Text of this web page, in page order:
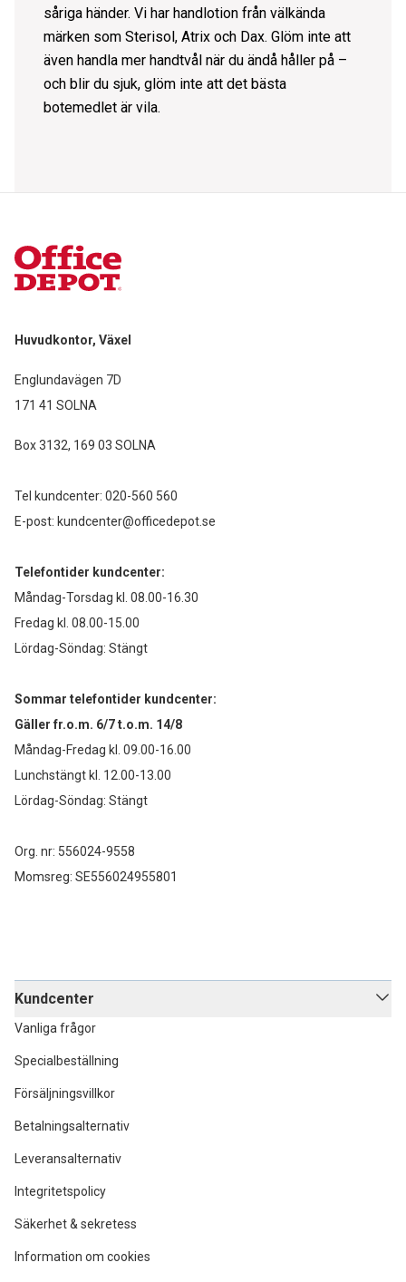
såriga händer. Vi har handlotion från välkända
märken som Sterisol, Atrix och Dax. Glöm inte att
även handla mer handtvål när du ändå håller på –
och blir du sjuk, glöm inte att det bästa
botemedlet är vila.
Huvudkontor, Växel
Englundavägen 7D
171 41 SOLNA
Box 3132, 169 03 SOLNA
Tel kundcenter: 020-560 560
E-post: kundcenter@officedepot.se
Telefontider kundcenter:
Måndag-Torsdag kl. 08.00-16.30
Fredag kl. 08.00-15.00
Lördag-Söndag: Stängt
Sommar telefontider kundcenter:
Gäller fr.o.m. 6/7 t.o.m. 14/8
Måndag-Fredag kl. 09.00-16.00
Lunchstängt kl. 12.00-13.00
Lördag-Söndag: Stängt
Org. nr: 556024-9558
Momsreg: SE556024955801
Kundcenter
Vanliga frågor
Specialbeställning
Försäljningsvillkor
Betalningsalternativ
Leveransalternativ
Integritetspolicy
Säkerhet & sekretess
Information om cookies